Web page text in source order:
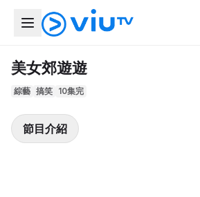
美女郊遊遊
綜藝 搞笑 10集完
節目介紹